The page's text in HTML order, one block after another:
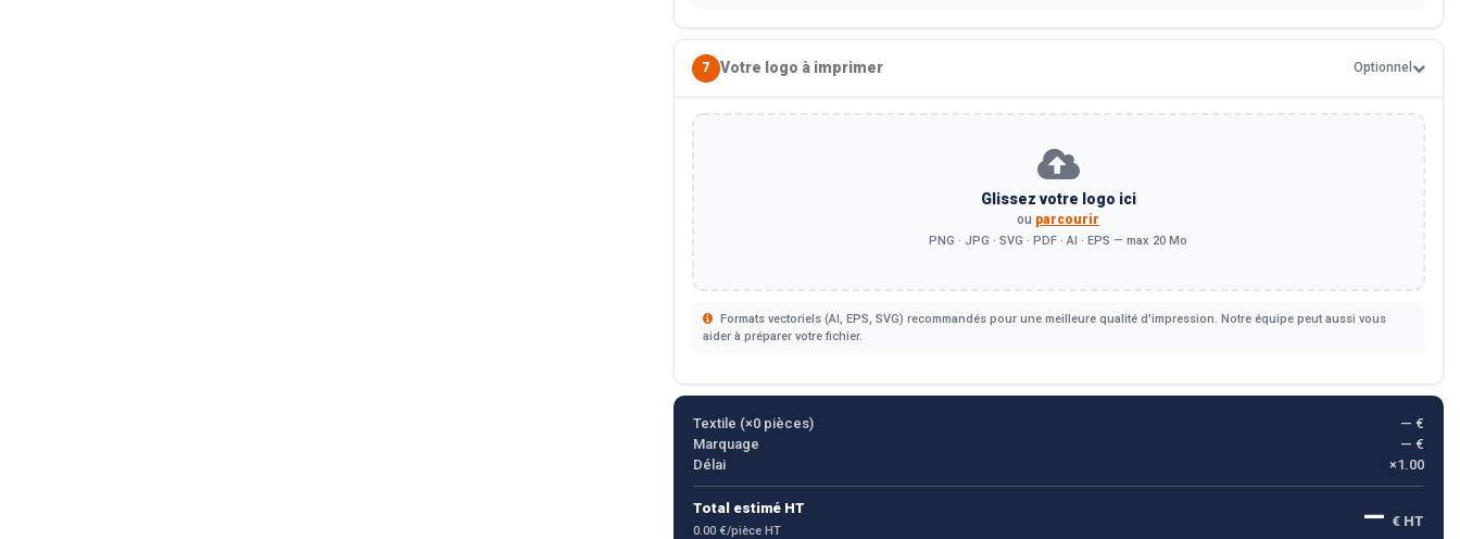
7 Votre logo à imprimer Optionnel
Glissez votre logo ici
ou parcourir
PNG · JPG · SVG · PDF · AI · EPS — max 20 Mo
Formats vectoriels (AI, EPS, SVG) recommandés pour une meilleure qualité d'impression. Notre équipe peut aussi vous
aider à préparer votre fichier.
Textile (×0pièces)
— €
Marquage
— €
Délai
×1.00
Total estimé HT
0.00 €/pièce HT — € HT